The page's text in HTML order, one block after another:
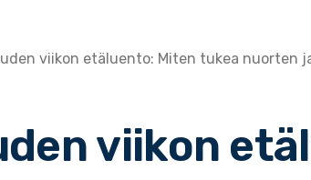
viikon etäluento: Miten tukea nuorten
viikon